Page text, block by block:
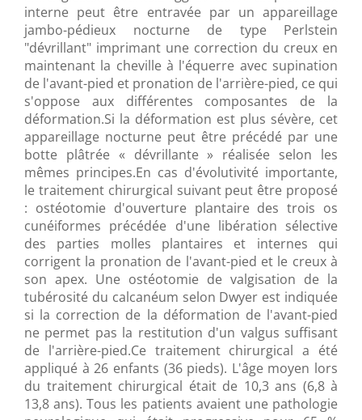
interne peut être entravée par un appareillage
jambo-pédieux nocturne de type Perlstein
"dévrillant" imprimant une correction du creux en
maintenant la cheville à l'équerre avec supination
de l'avant-pied et pronation de l'arrière-pied, ce qui
s'oppose aux différentes composantes de la
déformation.Si la déformation est plus sévère, cet
appareillage nocturne peut être précédé par une
botte plâtrée « dévrillante » réalisée selon les
mêmes principes.En cas d'évolutivité importante,
le traitement chirurgical suivant peut être proposé
: ostéotomie d'ouverture plantaire des trois os
cunéiformes précédée d'une libération sélective
des parties molles plantaires et internes qui
corrigent la pronation de l'avant-pied et le creux à
son apex. Une ostéotomie de valgisation de la
tubérosité du calcanéum selon Dwyer est indiquée
si la correction de la déformation de l'avant-pied
ne permet pas la restitution d'un valgus suffisant
de l'arrière-pied.Ce traitement chirurgical a été
appliqué à 26 enfants (36 pieds). L'âge moyen lors
du traitement chirurgical était de 10,3 ans (6,8 à
13,8 ans). Tous les patients avaient une pathologie